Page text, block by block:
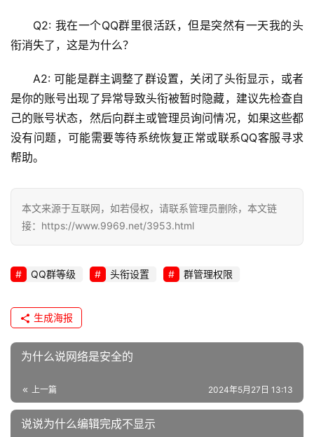
Q2: 我在一个QQ群里很活跃，但是突然有一天我的头
衔消失了，这是为什么？
A2: 可能是群主调整了群设置，关闭了头衔显示，或者
是你的账号出现了异常导致头衔被暂时隐藏，建议先检查自
己的账号状态，然后向群主或管理员询问情况，如果这些都
没有问题，可能需要等待系统恢复正常或联系QQ客服寻求
帮助。
本文来源于互联网，如若侵权，请联系管理员删除，本文链
接：https://www.9969.net/3953.html
QQ群等级 头衔设置 群管理权限
生成海报
为什么说网络是安全的
上一篇 2024年5月27日 13:13
说说为什么编辑完成不显示